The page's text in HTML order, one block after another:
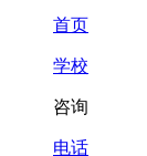
首页
学校
咨询
电话